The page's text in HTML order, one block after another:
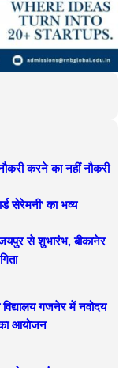
करने का नहीं नौकरी
सेरेमनी’ का भव्य
से शुभारंभ, बीकानेर
गजनेर में नवोदय
का आयोजन